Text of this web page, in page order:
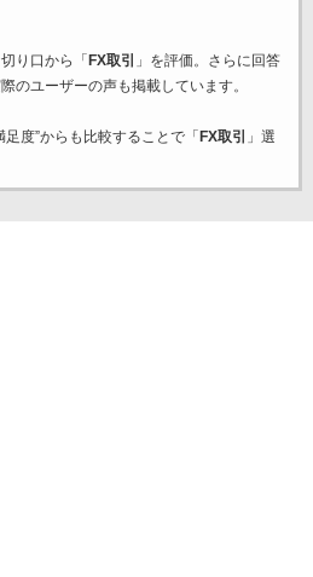
り口から「 FX取引
」を評価。さらに回答
のユーザーの声も掲載しています。
度”からも比較することで「 FX取引
」選